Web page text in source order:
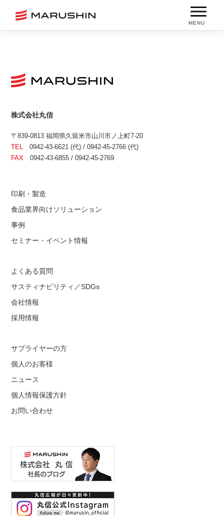
MENU
株式会社丸信
〒839-0813 福岡県久留米市山川市ノ上町7-20
TEL 0942-43-6621 (代) / 0942-45-2766 (代)
FAX 0942-43-6855 / 0942-45-2769
印刷・製造
食品業界向けソリューション
事例
セミナー・イベント情報
よくある質問
サスティナビリティ／SDGs
会社情報
採用情報
サプライヤーの方
個人のお客様
ニュース
個人情報保護方針
お問い合わせ